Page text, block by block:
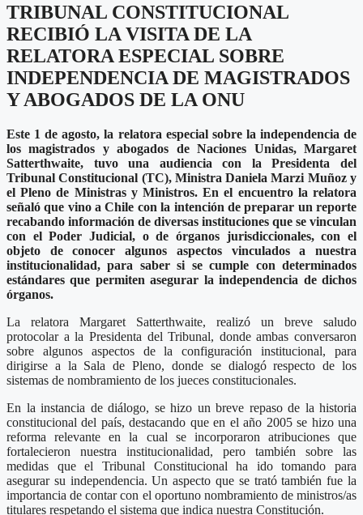
TRIBUNAL CONSTITUCIONAL
RECIBIÓ LA VISITA DE LA
RELATORA ESPECIAL SOBRE
INDEPENDENCIA DE MAGISTRADOS
Y ABOGADOS DE LA ONU
Este 1 de agosto, la relatora especial sobre la independencia de
los magistrados y abogados de Naciones Unidas, Margaret
Satterthwaite, tuvo una audiencia con la Presidenta del
Tribunal Constitucional (TC), Ministra Daniela Marzi Muñoz y
el Pleno de Ministras y Ministros. En el encuentro la relatora
señaló que vino a Chile con la intención de preparar un reporte
recabando información de diversas instituciones que se vinculan
con el Poder Judicial, o de órganos jurisdiccionales, con el
objeto de conocer algunos aspectos vinculados a nuestra
institucionalidad, para saber si se cumple con determinados
estándares que permiten asegurar la independencia de dichos
órganos.
La relatora Margaret Satterthwaite, realizó un breve saludo
protocolar a la Presidenta del Tribunal, donde ambas conversaron
sobre algunos aspectos de la configuración institucional, para
dirigirse a la Sala de Pleno, donde se dialogó respecto de los
sistemas de nombramiento de los jueces constitucionales.
En la instancia de diálogo, se hizo un breve repaso de la historia
constitucional del país, destacando que en el año 2005 se hizo una
reforma relevante en la cual se incorporaron atribuciones que
fortalecieron nuestra institucionalidad, pero también sobre las
medidas que el Tribunal Constitucional ha ido tomando para
asegurar su independencia. Un aspecto que se trató también fue la
importancia de contar con el oportuno nombramiento de ministros/as
titulares respetando el sistema que indica nuestra Constitución.